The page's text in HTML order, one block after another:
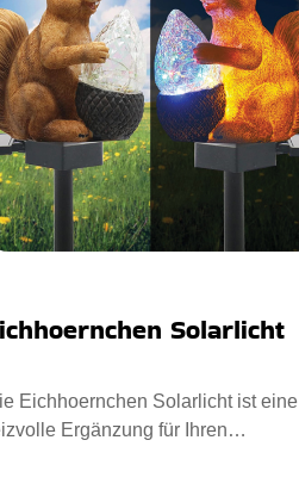
Solarlicht
Eichhoernchen Solarlicht ist eine
Ergänzung für Ihren